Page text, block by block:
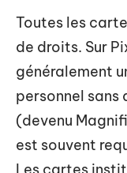
Toutes les
de droits. Sur
généralement
personnel sans
(devenu
est souvent
Les cartes